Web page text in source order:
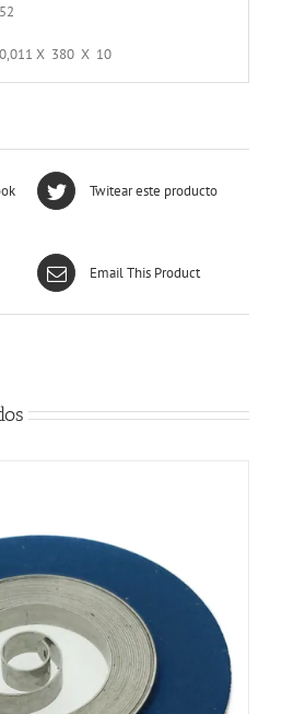
X 380 X 10
Twitear este producto
Email This Product